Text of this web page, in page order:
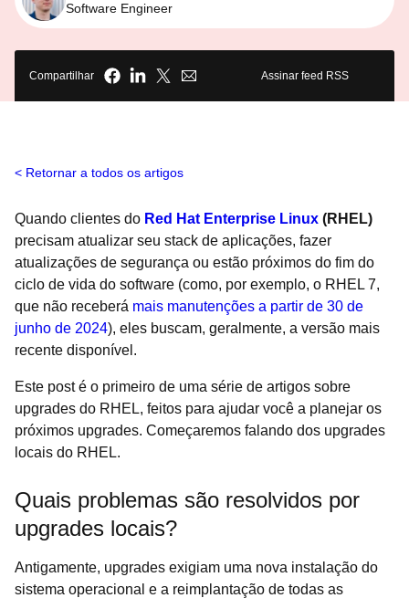
Software Engineer
Compartilhar Assinar feed RSS
Retornar a todos os artigos
Quando clientes do Red Hat Enterprise Linux (RHEL)
precisam atualizar seu stack de aplicações, fazer
atualizações de segurança ou estão próximos do fim do
ciclo de vida do software (como, por exemplo, o RHEL 7,
que não receberá mais manutenções a partir de 30 de
junho de 2024), eles buscam, geralmente, a versão mais
recente disponível.
Este post é o primeiro de uma série de artigos sobre
upgrades do RHEL, feitos para ajudar você a planejar os
próximos upgrades. Começaremos falando dos upgrades
locais do RHEL.
Quais problemas são resolvidos por
upgrades locais?
Antigamente, upgrades exigiam uma nova instalação do
sistema operacional e a reimplantação de todas as